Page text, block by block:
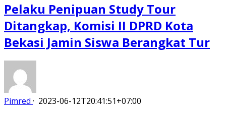
Pelaku Penipuan Study Tour
Ditangkap, Komisi II DPRD Kota
Bekasi Jamin Siswa Berangkat Tur
Pimred · 2023-06-12T20:41:51+07:00